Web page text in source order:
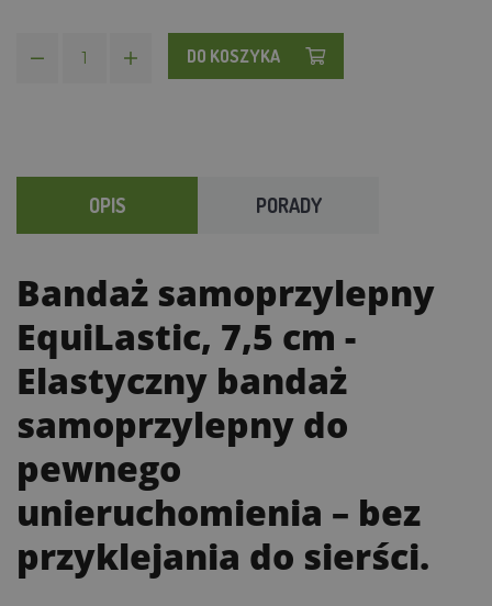
DO KOSZYKA
OPIS PORADY
Bandaż samoprzylepny
EquiLastic, 7,5 cm -
Elastyczny bandaż
samoprzylepny do
pewnego
unieruchomienia – bez
przyklejania do sierści.